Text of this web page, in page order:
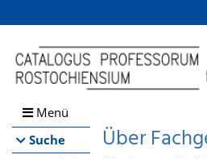
Browsen
direkt zum Inhalt
Menü
Suche
Über